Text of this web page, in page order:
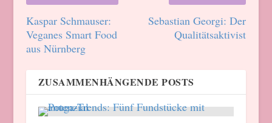
Kaspar Schmauser:
Veganes Smart Food
aus Nürnberg
Sebastian Georgi: Der
Qualitätsaktivist
ZUSAMMENHÄNGENDE POSTS